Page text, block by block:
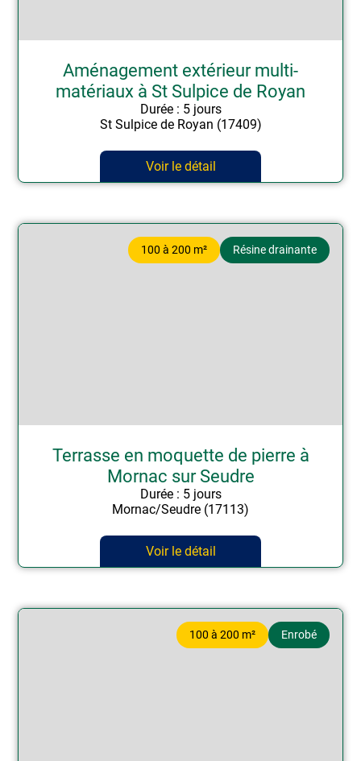
Aménagement extérieur multi-
matériaux à St Sulpice de Royan
Durée : 5 jours
St Sulpice de Royan (17409)
Voir le détail
100 à 200 m² Résine drainante
Terrasse en moquette de pierre à
Mornac sur Seudre
Durée : 5 jours
Mornac/Seudre (17113)
Voir le détail
100 à 200 m² Enrobé